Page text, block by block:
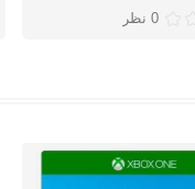
0 نظر